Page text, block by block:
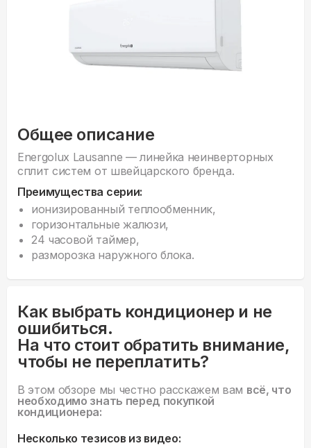
Общее описание
Energolux Lausanne — линейка неинверторных
сплит систем от швейцарского бренда.
Преимущества серии:
ионизированный теплообменник,
горизонтальные жалюзи,
24 часовой таймер,
разморозка наружного блока.
Как выбрать кондиционер и не
ошибиться.
На что стоит обратить внимание,
чтобы не переплатить?
В этом обзоре мы честно расскажем вам всё, что
необходимо знать перед покупкой
кондиционера:
Несколько тезисов из видео: